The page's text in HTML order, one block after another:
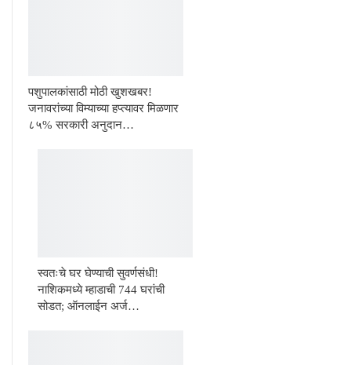
पशुपालकांसाठी मोठी खुशखबर!
जनावरांच्या विम्याच्या हप्त्यावर मिळणार
८५% सरकारी अनुदान…
स्वतःचे घर घेण्याची सुवर्णसंधी!
नाशिकमध्ये म्हाडाची 744 घरांची
सोडत; ऑनलाईन अर्ज…